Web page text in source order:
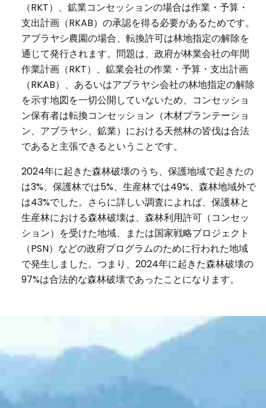
（RKT）、鉱業コンセッションの場合は作業・予算・
支出計画（RKAB）の承認を得る必要があるためです。
アブラヤシ農園の場合、転換許可は林地指定の解除を
通じて発行されます。問題は、政府が林業会社の年間
作業計画（RKT）、鉱業会社の作業・予算・支出計画
（RKAB）、あるいはアブラヤシ会社の林地指定の解除
を示す地図を一切公開していないため、コンセッショ
ン保有者は転換コンセッション（木材プランテーショ
ン、アブラヤシ、鉱業）における天然林の皆伐は合法
であると主張できるということです。
2024年に起きた森林破壊のうち、保護地域で起きたの
は3%、保護林では5%、生産林では49%、森林地域外で
は43%でした。さらに詳しい調査によれば、保護林と
生産林における森林破壊は、森林利用許可（コンセッ
ション）を受けた地域、または国家戦略プロジェクト
（PSN）などの政府プログラムのために行われた地域
で発生しました。つまり、2024年に起きた森林破壊の
97%は合法的な森林破壊であったことになります。